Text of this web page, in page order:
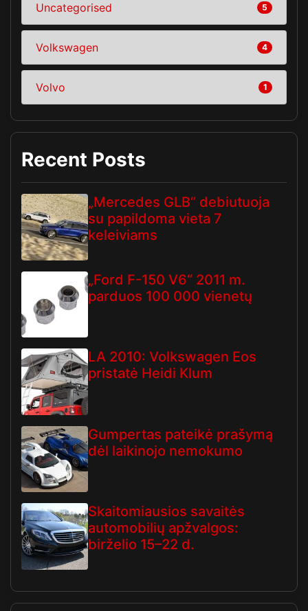
Uncategorised 5
Volkswagen 4
Volvo 1
Recent Posts
„Mercedes GLB“ debiutuoja
su papildoma vieta 7
keleiviams
„Ford F-150 V6“ 2011 m.
parduos 100 000 vienetų
LA 2010: Volkswagen Eos
pristatė Heidi Klum
Gumpertas pateikė prašymą
dėl laikinojo nemokumo
Skaitomiausios savaitės
automobilių apžvalgos:
birželio 15–22 d.